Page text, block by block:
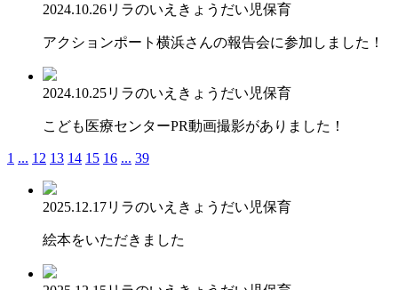
2024.10.26リラのいえ きょうだい児保育
アクションポート横浜さんの報告会に参加しました！
2024.10.25リラのいえ きょうだい児保育
こども医療センターPR動画撮影がありました！
1 ... 12 13 14 15 16 ... 39
2025.12.17リラのいえ きょうだい児保育
絵本をいただきました